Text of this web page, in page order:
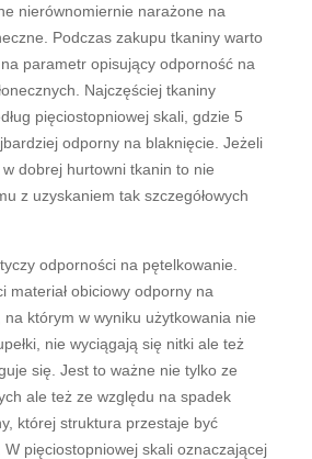
nierównomiernie narażone na
Podczas zakupu tkaniny warto
parametr opisujący odporność na
Najczęściej tkaniny
pięciostopniowej skali, gdzie 5
odporny na blaknięcie. Jeżeli
dobrej hurtowni tkanin to nie
z uzyskaniem tak szczegółowych
odporności na pętelkowanie.
materiał obiciowy odporny na
którym w wyniku użytkowania nie
nie wyciągają się nitki ale też
się. Jest to ważne nie tylko ze
ale też ze względu na spadek
której struktura przestaje być
W pięciostopniowej skali oznaczającej